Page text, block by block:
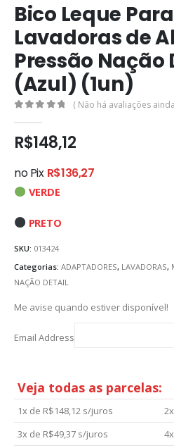
Bico Leque Para
Lavadoras de
Pressão Nação
(Azul) (1un)
( Não há avaliações
R$148,12
no Pix R$136,27
VERDE
PRETO
SKU: 013424
Categorias: ADAPTADORES, LAVADORAS,
NAÇÃO DETAIL
Me avise quando estiver disponível!
Email Address
Veja todas as parcelas:
1x de R$148,12 s/juros
3x de R$49,37 s/juros